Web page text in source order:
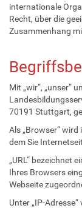
internationale
Recht, über die
Zusammenhang
Mit „wir“, „unser“
70191 Stuttgart,
Als „Browser“
dem Sie
„URL“ bezeichnet
Ihres Browsers
Webseite
Unter „IP-